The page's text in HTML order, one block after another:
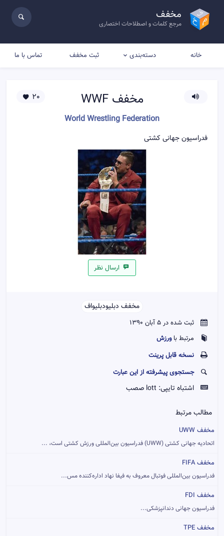
مخفف
مرجع کلمات و اصطلاحات اختصاری
خانه دسته‌بندی ثبت مخفف تماس با ما
مخففWWF
World Wrestling Federation
20
فدراسیون جهانی کشتی
ارسال نظر
مخفف دبلیو‌دبلیو‌اف‌‌
ثبت شده در 5 آبان 1390
مرتبط باورزش
نسخه قابل پرينت
جستجوی پیشرفته از این عبارت
اشتباه تایپی: lott صصب
مطالب مرتبط
مخفف UWW
اتحادیه جهانی کشتی (UWW) فدراسیون بین‌المللی ورزش کشتی است، ...
مخفف FIFA
فدراسیون بین‌المللی فوتبال معروف به فیفا نهاد اداره‌کننده مس...
مخفف FDI
فدراسیون جهانی دندانپزشکی...
مخفف TPE